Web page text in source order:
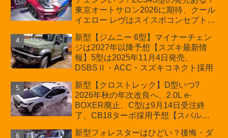
D:5対抗のクロスオーバーSUVミニバ
ン
東京オートサロン2026に期待、クール
イエロー レヴはスイスポコンセプト
プが争点【スズキ最新情報】特別仕様
車「ZC33S Final Edition」終了
新型【ジムニー 6型】マイナーチェン
ジは2027年以降予想【スズキ最新情
報】5型は2025年11月4日発売、
DSBSⅡ・ACC・スズキコネクト採用
新型【クロストレック】D型いつ?
2026年秋の年次改良へ、2.0L e-
BOXER廃止、C型は9月14日受注終
了、CB18ターボ採用予想【スバル最
新型フォレスターはひどい？後悔・ダ